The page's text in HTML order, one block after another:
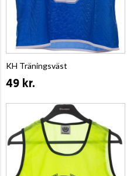
KH Träningsväst
49 kr.